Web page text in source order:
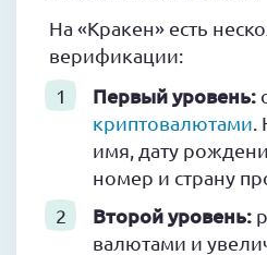
На «Кракен» есть
верификации:
Первый уровень:
криптовалютами
имя, дату
номер и страну
Второй уровень:
валютами и